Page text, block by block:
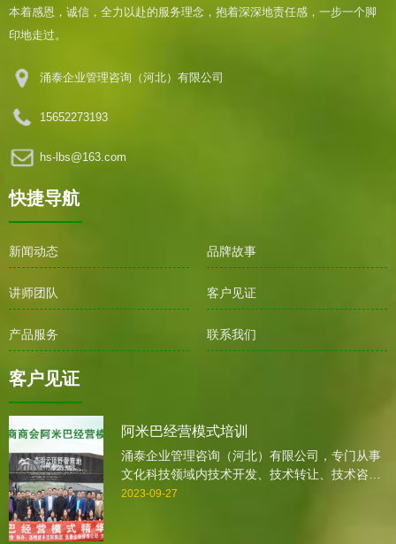
本着感恩，诚信，全力以赴的服务理念，抱着深深地责任感，一步一个脚
印地走过。
涌泰企业管理咨询（河北）有限公司
15652273193
hs-lbs@163.com
快捷导航
新闻动态 品牌故事
讲师团队 客户见证
产品服务 联系我们
客户见证
阿米巴经营模式培训
涌泰企业管理咨询（河北）有限公司，专门从事
文化科技领域内技术开发、技术转让、技术咨
询、技术服务、企业培训、认证、企业咨询,企业
2023-09-27